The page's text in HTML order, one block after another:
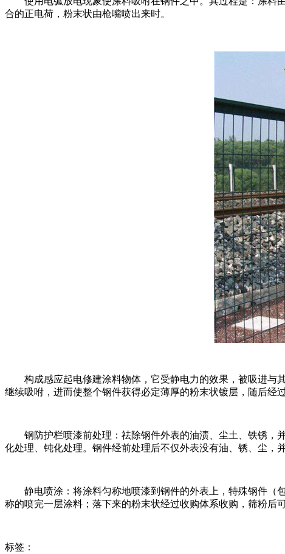
合的正电荷，粉末状由枪嘴喷出来时。
构成感应起电修建涂料物体，它受静电力的效果，被吸进与
继续吸咐，进而使整个钢件获得必定薄厚的粉末状镀层，随后经
钢防护栏喷漆前处理：祛除钢件外表的油渍、尘土、铁锈，
化处理、钝化处理。钢件经前处理后不仅外表没有油、锈、尘，
静电喷涂：将涂料匀称地喷漆到钢件的外表上，特殊钢件（
称的喷完一层涂料；落下来的粉末状经过收购体系收购，筛粉后可
标签：